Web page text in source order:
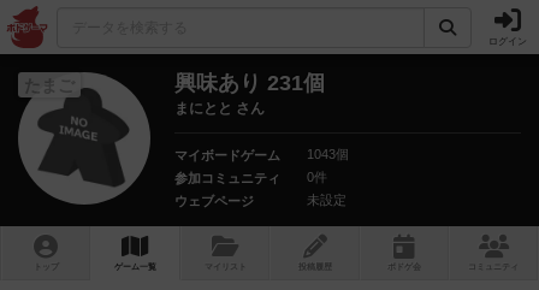
ログイン
たまご 興味あり 231個
まにとと さん
マイボードゲーム
1043個
参加コミュニティ
0件
ウェブページ
未設定
トップ ゲーム一覧 マイリスト 投稿履歴 ボ ドゲ コミュニティ